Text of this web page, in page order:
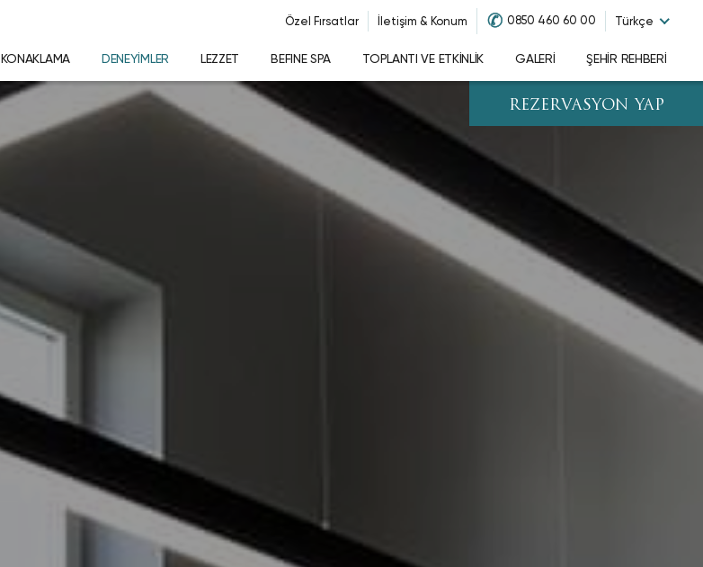
Özel Fırsatlar İletişim & Konum ✆ 0850 460 60 00 Türkçe
KONAKLAMA DENEYIMLER LEZZET BEFINE SPA TOPLANTI VE ETKINLIK GALERI ŞEHIR REHBERI
REZERVASYON YAP